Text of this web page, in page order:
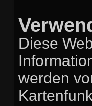
Diese
werden